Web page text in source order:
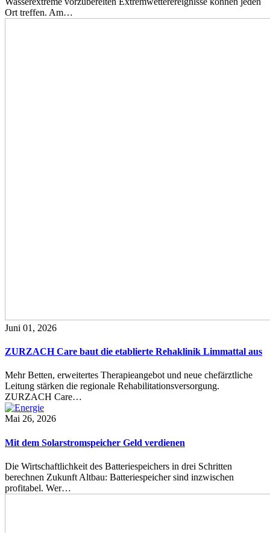
Ort treffen. Am…
Juni 01, 2026
ZURZACH Care baut die etablierte Rehaklinik Limmattal aus
Mehr Betten, erweitertes Therapieangebot und neue chefärztliche
Leitung stärken die regionale Rehabilitationsversorgung.
ZURZACH Care…
Mai 26, 2026
Mit dem Solarstromspeicher Geld verdienen
Die Wirtschaftlichkeit des Batteriespeichers in drei Schritten
berechnen Zukunft Altbau: Batteriespeicher sind inzwischen
profitabel. Wer…